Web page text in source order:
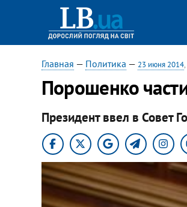
Главная — Политика — 23 июня 2014
Порошенко
Президент ввел в Совет